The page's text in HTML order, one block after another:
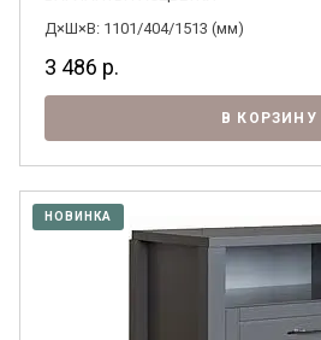
Д×Ш×В: 1101/404/1513 (мм)
3 486 р.
В КОРЗИНУ
НОВИНКА